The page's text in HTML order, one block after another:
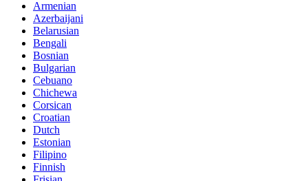
Armenian
Azerbaijani
Belarusian
Bengali
Bosnian
Bulgarian
Cebuano
Chichewa
Corsican
Croatian
Dutch
Estonian
Filipino
Finnish